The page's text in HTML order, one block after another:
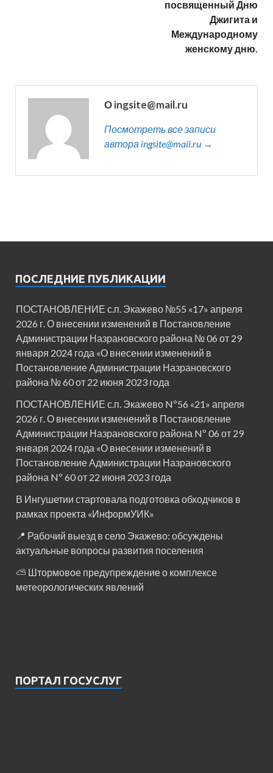
посвященный Дню
Джигита и
Международному
женскому дню.
О ingsite@mail.ru
Посмотреть все записи
автора ingsite@mail.ru →
ПОСЛЕДНИЕ ПУБЛИКАЦИИ
ПОСТАНОВЛЕНИЕ с.п. Экажево №55 «17» апреля
2026 г. О внесении изменений в Постановление
Администрации Назрановского района № 06 от 29
января 2024 года «О внесении изменений в
Постановление Администрации Назрановского
района № 60 от 22 июня 2023 года
ПОСТАНОВЛЕНИЕ с.п. Экажево Nº56 «21» апреля
2026 г. О внесении изменений в Постановление
Администрации Назрановского района Nº 06 от 29
января 2024 года «О внесении изменений в
Постановление Администрации Назрановского
района Nº 60 от 22 июня 2023 года
В Ингушетии стартовала подготовка обходчиков в
рамках проекта «ИнформУИК»
📍 Рабочий выезд в село Экажево: обсуждены
актуальные вопросы развития поселения
⛅️ Штормовое предупреждение о комплексе
метеорологических явлений
ПОРТАЛ ГОСУСЛУГ